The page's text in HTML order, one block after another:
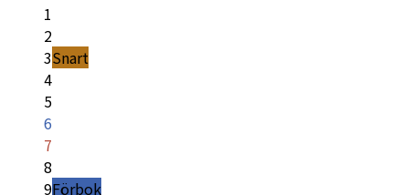
1
2
3Snart
4
5
6
7
8
9Förbok